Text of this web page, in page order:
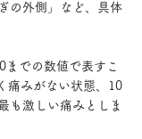
の外側」など、具体
での数値で表すこ
痛みがない状態、10
も激しい痛みとしま